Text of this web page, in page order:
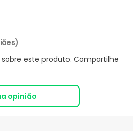
este produto. Compartilhe
opinião